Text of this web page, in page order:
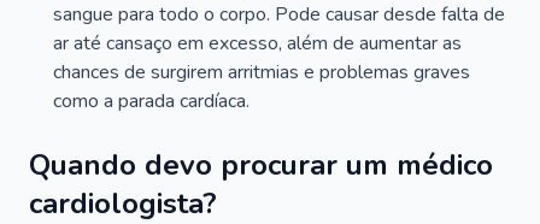
sangue para todo o corpo. Pode causar desde falta de
ar até cansaço em excesso, além de aumentar as
chances de surgirem arritmias e problemas graves
como a parada cardíaca.
Quando devo procurar um médico
cardiologista?